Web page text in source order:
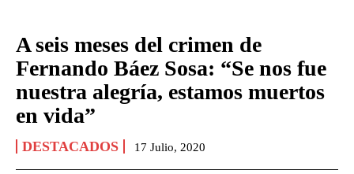
A seis meses del crimen de
Fernando Báez Sosa: “Se nos fue
nuestra alegría, estamos muertos
en vida”
DESTACADOS 17 Julio, 2020